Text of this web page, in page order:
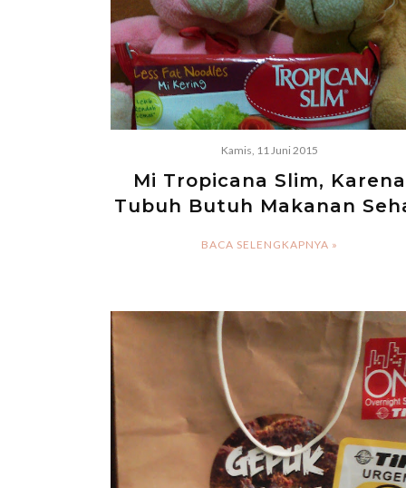
Kamis, 11 Juni 2015
Mi Tropicana Slim, Karena
Tubuh Butuh Makanan
BACA SELENGKAPNYA »